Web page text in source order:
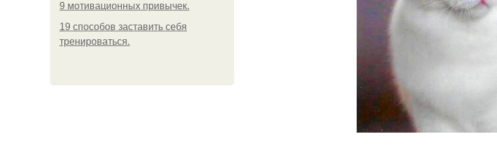
9 мотивационных привычек.
19 способов заставить себя
тренироваться.